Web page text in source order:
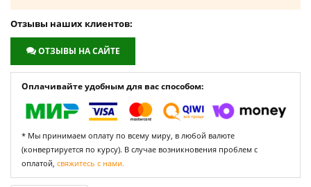
Отзывы наших клиентов:
ОТЗЫВЫ НА САЙТЕ
Оплачивайте удобным для вас способом:
* Мы принимаем оплату по всему миру, в любой валюте
(конвертируется по курсу). В случае возникновения проблем с
оплатой, свяжитесь с нами.